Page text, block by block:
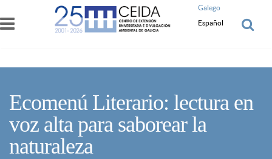
Pasar al contenido principal
Galego
Español
Ecomenú Literario: lectura en
voz alta para saborear la
naturaleza